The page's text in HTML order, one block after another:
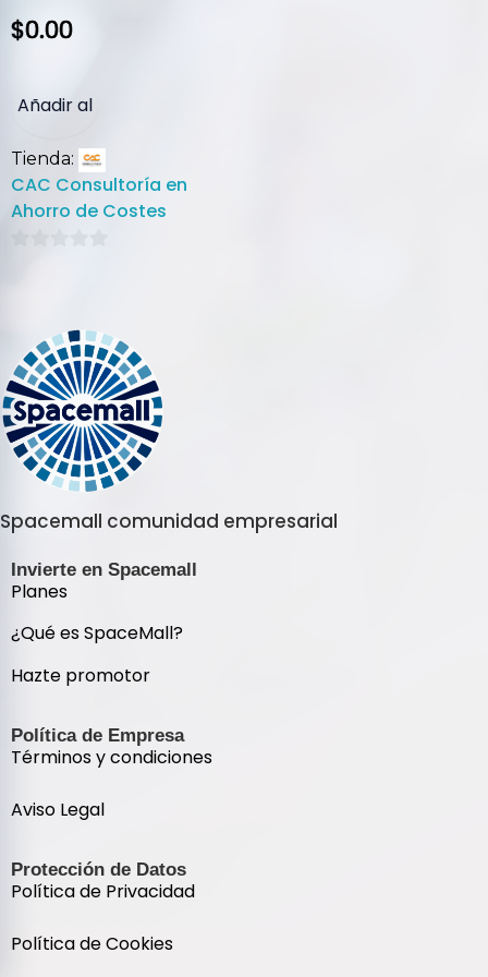
$0.00
Añadir al
carrito
Tienda:
CAC Consultoría en
Ahorro de Costes
Spacemall comunidad empresarial
Invierte en Spacemall
Planes
¿Qué es SpaceMall?
Hazte promotor
Política de Empresa
Términos y condiciones
Aviso Legal
Protección de Datos
Política de Privacidad
Política de Cookies